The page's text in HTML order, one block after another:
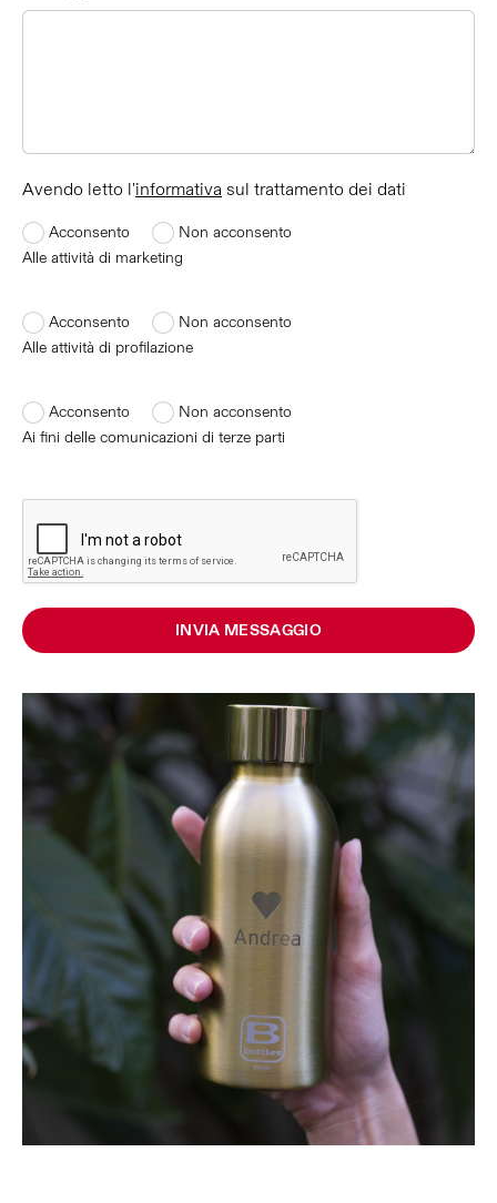
Avendo letto l'informativa sul trattamento dei dati
Acconsento
Non acconsento
Alle attività di marketing
Acconsento
Non acconsento
Alle attività di profilazione
Acconsento
Non acconsento
Ai fini delle comunicazioni di terze parti
INVIA MESSAGGIO